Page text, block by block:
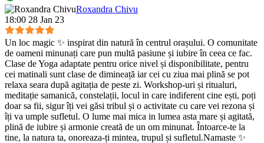
Roxandra Chivu
18:00 28 Jan 23
Un loc magic ✨ inspirat din natură în centrul orașului. O comunitate
de oameni minunați care pun multă pasiune și iubire în ceea ce fac.
Clase de Yoga adaptate pentru orice nivel și disponibilitate, pentru
cei matinali sunt clase de dimineață iar cei cu ziua mai plină se pot
relaxa seara după agitația de peste zi. Workshop-uri și ritualuri,
meditație samanică, constelații, locul in care indiferent cine ești, poți
doar sa fii, sigur îți vei găsi tribul și o activitate cu care vei rezona și
îți va umple sufletul. O lume mai mica in lumea asta mare și agitată,
plină de iubire și armonie creată de un om minunat. Întoarce-te la
tine, la natura ta, onoreaza-ți mintea, trupul și sufletul.Namaste ✨